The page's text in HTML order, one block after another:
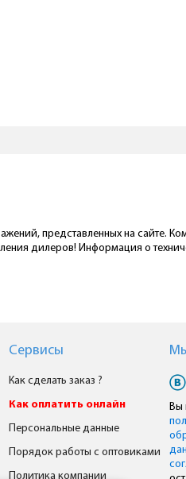
представленных на сайте.
дилеров! Информация о
Сервисы
Как сделать заказ ?
Как оплатить онлайн
Персональные данные
Порядок работы с оптовиками
Политика компании
Вы